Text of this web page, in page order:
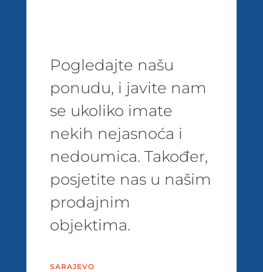
Pogledajte našu
ponudu, i javite nam
se ukoliko imate
nekih nejasnoća i
nedoumica. Također,
posjetite nas u našim
prodajnim
objektima.
SARAJEVO